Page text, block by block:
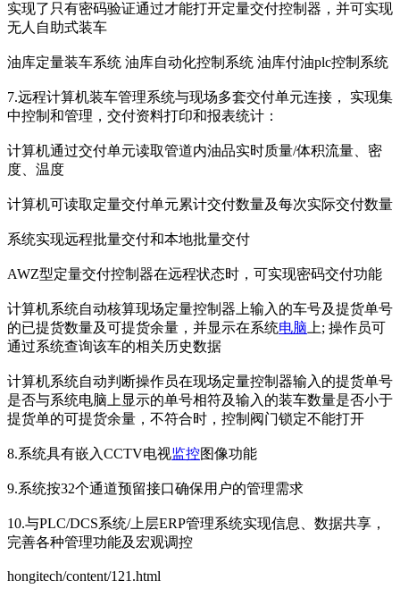
实现了只有密码验证通过才能打开定量交付控制器，并可实现
无人自助式装车
油库定量装车系统 油库自动化控制系统 油库付油plc控制系统
7.远程计算机装车管理系统与现场多套交付单元连接， 实现集
中控制和管理，交付资料打印和报表统计：
计算机通过交付单元读取管道内油品实时质量/体积流量、密
度、温度
计算机可读取定量交付单元累计交付数量及每次实际交付数量
系统实现远程批量交付和本地批量交付
AWZ型定量交付控制器在远程状态时，可实现密码交付功能
计算机系统自动核算现场定量控制器上输入的车号及提货单号
的已提货数量及可提货余量，并显示在系统电脑 上; 操作员可
通过系统查询该车的相关历史数据
计算机系统自动判断操作员在现场定量控制器输入的提货单号
是否与系统电脑上显示的单号相符及输入的装车数量是否小于
提货单的可提货余量，不符合时，控制阀门锁定不能打开
8.系统具有嵌入CCTV电视监控图像功能
9.系统按32个通道预留接口确保用户的管理需求
10.与PLC/DCS系统/上层ERP管理系统实现信息、数据共享，
完善各种管理功能及宏观调控
hongitech/content/121.html